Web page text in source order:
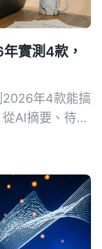
實測4款，
2026年4款能搞
AI摘要、待辦